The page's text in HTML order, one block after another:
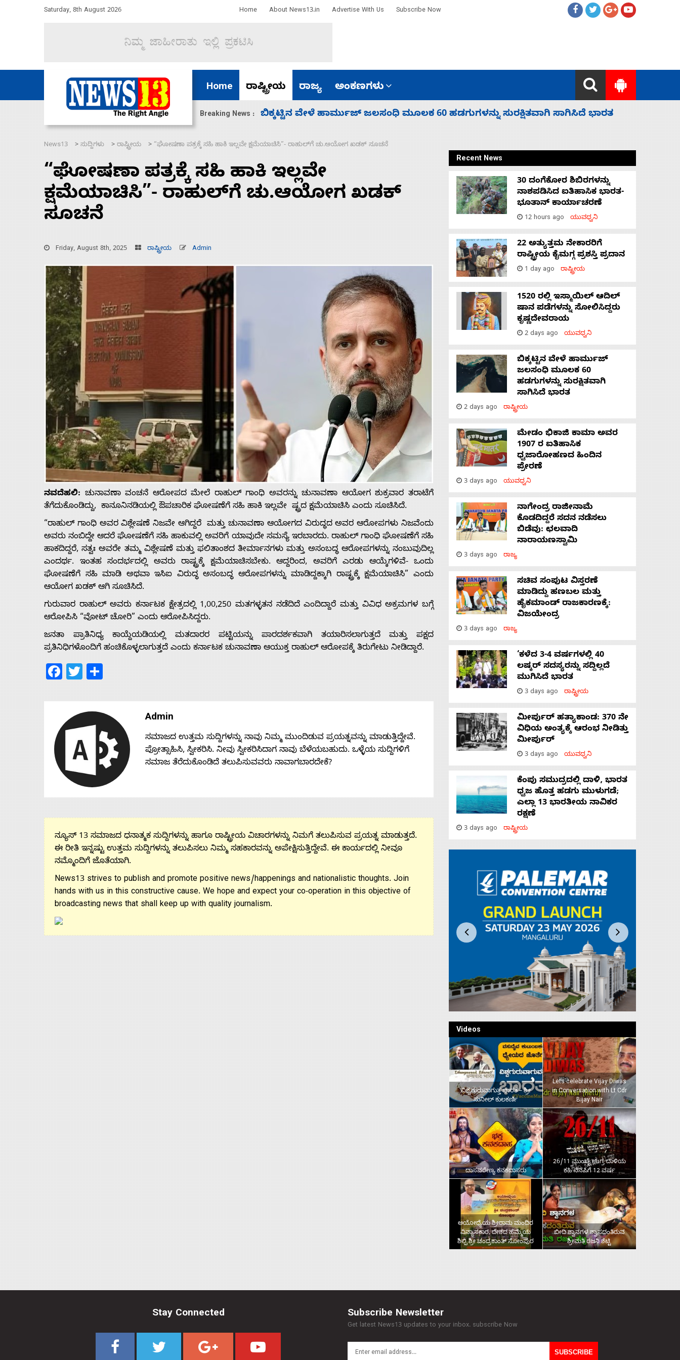
Saturday, 8th August 2026 Home About News13.in Advertise With Us Subscribe Now
Home ರಾಷ್ಟ್ರೀಯ ರಾಜ್ಯ ಅಂಕಣಗಳು
Breaking News :
ಮೂಲಕ 60 ಹಡಗುಗಳನ್ನು ಸುರಕ್ಷಿತವಾಗಿ ಸಾಗಿಸಿದೆ ಭಾರತ ನಾಗೇಂದ್ರ ರಾಜೀನಾಮೆ ಕೊಡದಿದ್ದರೆ ಸದನ ನಡೆಸಲು ಬಿಡೆವು: ಛಲವಾದಿ ನಾರಾಯಣಸ್ವಾಮಿ
Home
About
Advertise
Contact
News13 > ಸುದ್ದಿಗಳು > ರಾಷ್ಟ್ರೀಯ > “ಘೋಷಣಾ ಪತ್ರಕ್ಕೆ ಸಹಿ ಹಾಕಿ ಇಲ್ಲವೇ ಕ್ಷಮೆಯಾಚಿಸಿ”- ರಾಹುಲ್‌ಗೆ ಚು.ಆಯೋಗ ಖಡಕ್‌ ಸೂಚನೆ
“ಘೋಷಣಾ ಪತ್ರಕ್ಕೆ ಸಹಿ ಹಾಕಿ ಇಲ್ಲವೇ
ಕ್ಷಮೆಯಾಚಿಸಿ”- ರಾಹುಲ್‌ಗೆ ಚು.ಆಯೋಗ ಖಡಕ್‌
ಸೂಚನೆ
Friday, August 8th, 2025 ರಾಷ್ಟ್ರೀಯ Admin
ನವದೆಹಲಿ: ಚುನಾವಣಾ ವಂಚನೆ ಆರೋಪದ ಮೇಲೆ ರಾಹುಲ್ ಗಾಂಧಿ ಅವರನ್ನು ಚುನಾವಣಾ ಆಯೋಗ ಶುಕ್ರವಾರ ತರಾಟೆಗೆ
ತೆಗೆದುಕೊಂಡಿದ್ದು, ಕಾನೂನಿನಡಿಯಲ್ಲಿ ಔಪಚಾರಿಕ ಘೋಷಣೆಗೆ ಸಹಿ ಹಾಕಿ ಇಲ್ಲವೇ ಷ್ಟ್ರದ ಕ್ಷಮೆಯಾಚಿಸಿ ಎಂದು ಸೂಚಿಸಿದೆ.
“ರಾಹುಲ್ ಗಾಂಧಿ ಅವರ ವಿಶ್ಲೇಷಣೆ ನಿಜವೇ ಆಗಿದ್ದರೆ ಮತ್ತು ಚುನಾವಣಾ ಆಯೋಗದ ವಿರುದ್ಧದ ಅವರ ಆರೋಪಗಳು ನಿಜವೆಂದು
ಅವರು ನಂಬಿದ್ದೇ ಆದರೆ ಘೋಷಣೆಗೆ ಸಹಿ ಹಾಕುವಲ್ಲಿ ಅವರಿಗೆ ಯಾವುದೇ ಸಮಸ್ಯೆ ಇರಬಾರದು. ರಾಹುಲ್ ಗಾಂಧಿ ಘೋಷಣೆಗೆ ಸಹಿ
ಹಾಕದಿದ್ದರೆ, ಸತ್ವಃ ಅವರೇ ತಮ್ಮ ವಿಶ್ಲೇಷಣೆ ಮತ್ತು ಫಲಿತಾಂಶದ ತೀರ್ಮಾನಗಳು ಮತ್ತು ಅಸಂಬದ್ಧ ಆರೋಪಗಳನ್ನು ನಂಬುವುದಿಲ್ಲ
ಎಂದರ್ಥ. ಇಂತಹ ಸಂದರ್ಭದಲ್ಲಿ ಅವರು ರಾಷ್ಟ್ರಕ್ಕೆ ಕ್ಷಮೆಯಾಚಿಸಬೇಕು. ಆದ್ದರಿಂದ, ಅವರಿಗೆ ಎರಡು ಆಯ್ಕೆಗಳಿವೆ- ಒಂದು
ಘೋಷಣೆಗೆ ಸಹಿ ಮಾಡಿ ಅಥವಾ ಇಸಿಐ ವಿರುದ್ಧ ಅಸಂಬದ್ಧ ಆರೋಪಗಳನ್ನು ಮಾಡಿದ್ದಕ್ಕಾಗಿ ರಾಷ್ಟ್ರಕ್ಕೆ ಕ್ಷಮೆಯಾಚಿಸಿ” ಎಂದು
ಆಯೋಗ ಖಡಕ್‌ ಆಗಿ ಸೂಚಿಸಿದೆ.
ಗುರುವಾರ ರಾಹುಲ್ ಅವರು ಕರ್ನಾಟಕ ಕ್ಷೇತ್ರದಲ್ಲಿ 1,00,250 ಮತಗಳ್ಳತನ ನಡೆದಿದೆ ಎಂದಿದ್ದಾರೆ ಮತ್ತು ವಿವಿಧ ಅಕ್ರಮಗಳ ಬಗ್ಗೆ
ಆರೋಪಿಸಿ “ವೋಟ್ ಚೋರಿ” ಎಂದು ಆರೋಪಿಸಿದ್ದರು.
ಜನತಾ ಪ್ರಾತಿನಿಧ್ಯ ಕಾಯ್ದೆಯಡಿಯಲ್ಲಿ ಮತದಾರರ ಪಟ್ಟಿಯನ್ನು ಪಾರದರ್ಶಕವಾಗಿ ತಯಾರಿಸಲಾಗುತ್ತದೆ ಮತ್ತು ಪಕ್ಷದ
ಪ್ರತಿನಿಧಿಗಳೊಂದಿಗೆ ಹಂಚಿಕೊಳ್ಳಲಾಗುತ್ತದೆ ಎಂದು ಕರ್ನಾಟಕ ಚುನಾವಣಾ ಆಯುಕ್ತ ರಾಹುಲ್‌ ಆರೋಪಕ್ಕೆ ತಿರುಗೇಟು ನೀಡಿದ್ದಾರೆ.
Facebook
Twitter
Admin
ಸಮಾಜದ ಉತ್ತಮ ಸುದ್ದಿಗಳನ್ನು ನಾವು ನಿಮ್ಮ ಮುಂದಿಡುವ ಪ್ರಯತ್ನವನ್ನು ಮಾಡುತ್ತಿದ್ದೇವೆ.
ಪ್ರೋತ್ಸಾಹಿಸಿ, ಸ್ವೀಕರಿಸಿ. ನೀವು ಸ್ವೀಕರಿಸಿದಾಗ ನಾವು ಬೆಳೆಯಬಹುದು. ಒಳ್ಳೆಯ ಸುದ್ದಿಗಳಿಗೆ
ಸಮಾಜ ತೆರೆದುಕೊಂಡಿದೆ ತಲುಪಿಸುವವರು ನಾವಾಗಬಾರದೇಕೆ?
ನ್ಯೂಸ್ 13 ಸಮಾಜದ ಧನಾತ್ಮಕ ಸುದ್ದಿಗಳನ್ನು ಹಾಗೂ ರಾಷ್ಟ್ರೀಯ ವಿಚಾರಗಳನ್ನು ನಿಮಗೆ ತಲುಪಿಸುವ ಪ್ರಯತ್ನ ಮಾಡುತ್ತದೆ.
ಈ ರೀತಿ ಇನ್ನಷ್ಟು ಉತ್ತಮ ಸುದ್ದಿಗಳನ್ನು ತಲುಪಿಸಲು ನಿಮ್ಮ ಸಹಕಾರವನ್ನು ಅಪೇಕ್ಷಿಸುತ್ತಿದ್ದೇವೆ. ಈ ಕಾರ್ಯದಲ್ಲಿ ನೀವೂ
ನಮ್ಮೊಂದಿಗೆ ಜೊತೆಯಾಗಿ.
News13 strives to publish and promote positive news/happenings and nationalistic thoughts. Join
hands with us in this constructive cause. We hope and expect your co-operation in this objective of
broadcasting news that shall keep up with quality journalism.
Recent News
30 ದಂಗೆಕೋರ ಶಿಬಿರಗಳನ್ನು
ನಾಶಪಡಿಸಿದ ಐತಿಹಾಸಿಕ ಭಾರತ-
ಭೂತಾನ್ ಕಾರ್ಯಾಚರಣೆ
12 hours ago ಯುವಧ್ವನಿ
22 ಅತ್ಯುತ್ತಮ ನೇಕಾರರಿಗೆ
ರಾಷ್ಟ್ರೀಯ ಕೈಮಗ್ಗ ಪ್ರಶಸ್ತಿ ಪ್ರದಾನ
1 day ago ರಾಷ್ಟ್ರೀಯ
1520 ರಲ್ಲಿ ಇಸ್ಮಾಯಿಲ್ ಆದಿಲ್
ಷಾನ ಪಡೆಗಳನ್ನು ಸೋಲಿಸಿದ್ದರು
ಕೃಷ್ಣದೇವರಾಯ
2 days ago ಯುವಧ್ವನಿ
ಬಿಕ್ಕಟ್ಟಿನ ವೇಳೆ ಹಾರ್ಮುಜ್
ಜಲಸಂಧಿ ಮೂಲಕ 60
ಹಡಗುಗಳನ್ನು ಸುರಕ್ಷಿತವಾಗಿ
ಸಾಗಿಸಿದೆ ಭಾರತ
2 days ago ರಾಷ್ಟ್ರೀಯ
ಮೇಡಂ ಭಿಕಾಜಿ ಕಾಮಾ ಅವರ
1907 ರ ಐತಿಹಾಸಿಕ
ಧ್ವಜಾರೋಹಣದ ಹಿಂದಿನ
ಪ್ರೇರಣೆ
3 days ago ಯುವಧ್ವನಿ
ನಾಗೇಂದ್ರ ರಾಜೀನಾಮೆ
ಕೊಡದಿದ್ದರೆ ಸದನ ನಡೆಸಲು
ಬಿಡೆವು: ಛಲವಾದಿ
ನಾರಾಯಣಸ್ವಾಮಿ
3 days ago ರಾಜ್ಯ
ಸಚಿವ ಸಂಪುಟ ವಿಸ್ತರಣೆ
ಮಾಡಿದ್ದು ಹಣಬಲ ಮತ್ತು
ಹೈಕಮಾಂಡ್ ರಾಜಕಾರಣಕ್ಕೆ:
ವಿಜಯೇಂದ್ರ
3 days ago ರಾಜ್ಯ
‘ಕಳೆದ 3-4 ವರ್ಷಗಳಲ್ಲಿ 40
ಲಷ್ಕರ್ ಸದಸ್ಯರನ್ನು ಸದ್ದಿಲ್ಲದೆ
ಮುಗಿಸಿದೆ ಭಾರತ
3 days ago ರಾಷ್ಟ್ರೀಯ
ಮೀರ್ಪುರ್ ಹತ್ಯಾಕಾಂಡ: 370 ನೇ
ವಿಧಿಯ ಅಂತ್ಯಕ್ಕೆ ಆರಂಭ ನೀಡಿತ್ತು
ಮೀರ್ಪುರ್
3 days ago ಯುವಧ್ವನಿ
ಕೆಂಪು ಸಮುದ್ರದಲ್ಲಿ ದಾಳಿ, ಭಾರತ
ಧ್ವಜ ಹೊತ್ತ ಹಡಗು ಮುಳುಗಡೆ;
ಎಲ್ಲಾ 13 ಭಾರತೀಯ ನಾವಿಕರ
ರಕ್ಷಣೆ
3 days ago ರಾಷ್ಟ್ರೀಯ
Videos
ವಿಶ್ವಗುರುವಾಗುತ್ತ ಭಾರತ – ಶ್ರೀ
ಸುನೀಲ್‌ ಕುಲಕರ್ಣಿ
Lets celebrate Vijay Diwas
in Conversation with Lt Cdr
Bijay Nair
ದಾಸವರೇಣ್ಯ ಕನಕದಾಸರು
26/11 ಮುಂಬೈ ಉಗ್ರ ದಾಳಿಯ
ಕಹಿ ನೆನಪಿಗೆ 12 ವರ್ಷ
ಅಯೋಧ್ಯೆಯ ಶ್ರೀರಾಮ ಮಂದಿರ
ವಿನ್ಯಾಸಕಾರ, ದೇಶದ ಹೆಮ್ಮೆಯ
ಶಿಲ್ಪಿ ಶ್ರೀ ಚಂದ್ರಕಾಂತ್‌ ಸೋಂಪುರ
ಬೀದಿ ಶ್ವಾನಗಳ ಶ್ವಾಸದಂತಿರುವ
ಶ್ರೀಮತಿ ರಜನಿ ಶೆಟ್ಟಿ
Stay Connected Subscribe Newsletter
Get latest News13 updates to your inbox. subscribe Now